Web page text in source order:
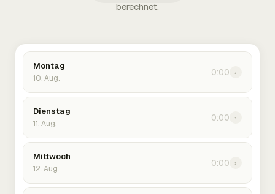
berechnet.
Montag
10. Aug.
0:00 ›
Dienstag
11. Aug.
0:00 ›
Mittwoch
12. Aug.
0:00 ›